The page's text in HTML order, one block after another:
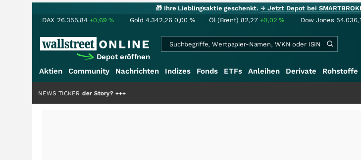
🎁 Ihre Lieblingsaktie geschenkt.→ Jetzt Depot bei
DAX 26.355,84 +0,69% Gold 4.342,26 0,00 % Öl (Brent) 82,27 +0,02% Dow Jones
Depot eröffnen
Aktien Community Nachrichten Indizes Fonds ETFs Anleihen Derivate Rohstoffe
Hälfte der Story?+++
NEWS TICKER